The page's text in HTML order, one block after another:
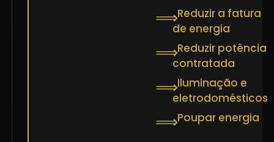
⟹Reduzir a fatura
de energia
⟹Reduzir potência
contratada
⟹Iluminação e
eletrodomésticos
⟹Poupar energia